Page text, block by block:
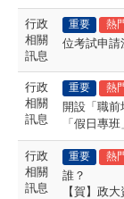
行政
相關
訊息
重要 熱
位考試申請
行政
相關
訊息
重要 熱
開設「職前
「假日專
行政
相關
訊息
重要 熱
誰？
【賀】政